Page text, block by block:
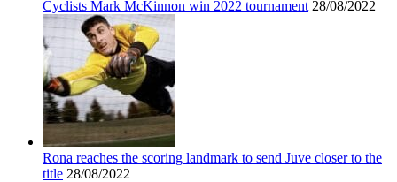
Cyclists Mark McKinnon win 2022 tournament 28/08/2022
Rona reaches the scoring landmark to send Juve closer to the
title 28/08/2022